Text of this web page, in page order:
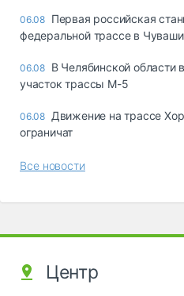
06.08 Первая российская
федеральной трассе в
06.08 В Челябинской области
участок трассы М-5
06.08 Движение на трассе
ограничат
Все новости
Центр